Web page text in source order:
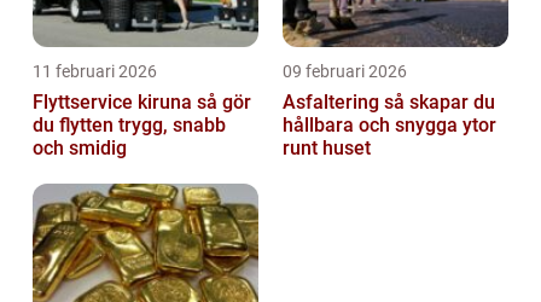
11 februari 2026
Flyttservice kiruna så gör
du flytten trygg, snabb
och smidig
09 februari 2026
Asfaltering så skapar du
hållbara och snygga ytor
runt huset